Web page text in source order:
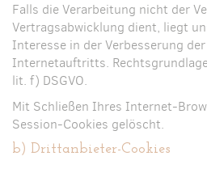
Falls die Verarbeitung nicht der
Vertragsabwicklung dient, liegt
Interesse in der Verbesserung
Internetauftritts.
lit. f) DSGVO.
Mit Schließen Ihres Internet-
Session-Cookies gelöscht.
b) Drittanbieter-Cookies